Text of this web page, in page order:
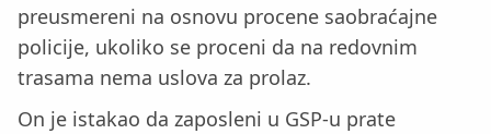
preusmereni na osnovu procene saobraćajne
policije, ukoliko se proceni da na redovnim
trasama nema uslova za prolaz.
On je istakao da zaposleni u GSP-u prate